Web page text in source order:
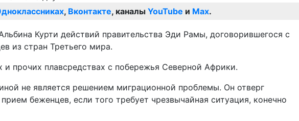
, Вконтакте, каналы YouTube и Max.
Курти действий правительства Эди Рамы, договорившегося с
из стран Третьего мира.
и прочих плавсредствах с побережья Северной Африки.
не является решением миграционной проблемы. Он отверг
беженцев, если того требует чрезвычайная ситуация, конечно